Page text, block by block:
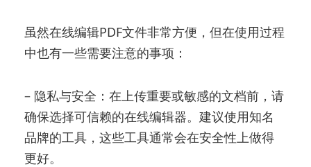
虽然在线编辑PDF文件非常方便，但在使用过程
中也有一些需要注意的事项：
– 隐私与安全：在上传重要或敏感的文档前，请
确保选择可信赖的在线编辑器。建议使用知名
品牌的工具，这些工具通常会在安全性上做得
更好。